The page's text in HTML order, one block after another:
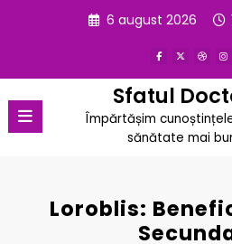
6 august 2026
Sfatul
Împărtășim
sănătate mai
Loroblis: